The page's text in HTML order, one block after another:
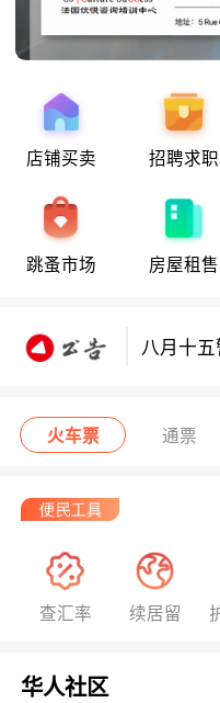
店铺买卖 招聘求职
跳蚤市场 房屋租售
八月十
八月十五
八月十
火车票 通票
查汇率 续居留
华人社区